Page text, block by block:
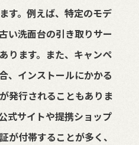
す。例えば、特定のモデ
い洗面台の引き取りサー
ります。また、キャンペ
、インストールにかかる
発行されることもありま
式サイトや提携ショップ
が付帯することが多く、